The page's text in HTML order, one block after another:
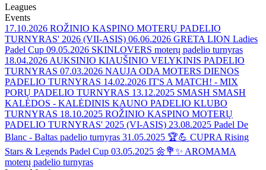
Leagues
Events
17.10.2026 ROŽINIO KASPINO MOTERŲ PADELIO
TURNYRAS' 2026 (VII-ASIS) 06.06.2026 GRETA LION Ladies
Padel Cup 09.05.2026 SKINLOVERS moterų padelio turnyras
18.04.2026 AUKSINIO KIAUŠINIO VELYKINIS PADELIO
TURNYRAS 07.03.2026 NAUJA ODA MOTERS DIENOS
PADELIO TURNYRAS 14.02.2026 IT'S A MATCH! - MIX
PORŲ PADELIO TURNYRAS 13.12.2025 SMASH SMASH
KALĖDOS - KALĖDINIS KAUNO PADELIO KLUBO
TURNYRAS 18.10.2025 ROŽINIO KASPINO MOTERŲ
PADELIO TURNYRAS' 2025 (VI-ASIS) 23.08.2025 Padel De
Blanc - Baltas padelio turnyras 31.05.2025 🏆💪 CUPRA Rising
Stars & Legends Padel Cup 03.05.2025 🌼💐✨ AROMAMA
moterų padelio turnyras